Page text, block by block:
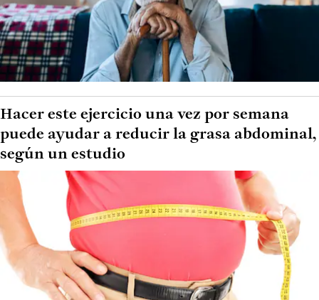
Hacer este ejercicio una vez por semana
puede ayudar a reducir la grasa abdominal,
según un estudio